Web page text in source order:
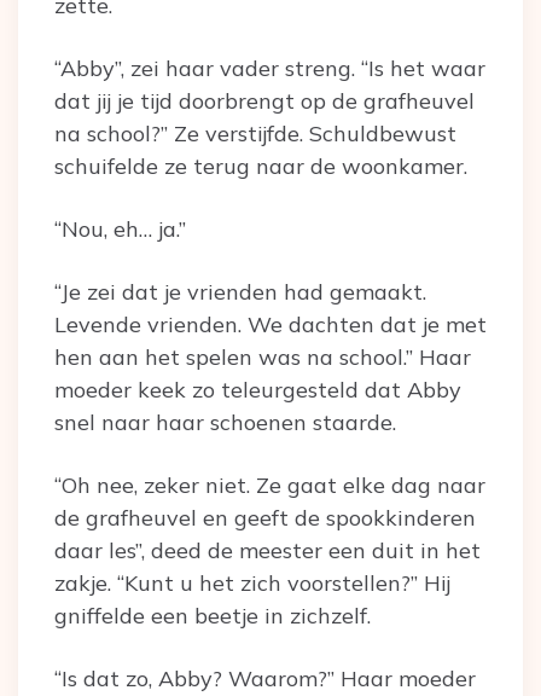
zette.
“Abby”, zei haar vader streng. “Is het waar
dat jij je tijd doorbrengt op de grafheuvel
na school?” Ze verstijfde. Schuldbewust
schuifelde ze terug naar de woonkamer.
“Nou, eh… ja.”
“Je zei dat je vrienden had gemaakt.
Levende vrienden. We dachten dat je met
hen aan het spelen was na school.” Haar
moeder keek zo teleurgesteld dat Abby
snel naar haar schoenen staarde.
“Oh nee, zeker niet. Ze gaat elke dag naar
de grafheuvel en geeft de spookkinderen
daar les”, deed de meester een duit in het
zakje. “Kunt u het zich voorstellen?” Hij
gniffelde een beetje in zichzelf.
“Is dat zo, Abby? Waarom?” Haar moeder